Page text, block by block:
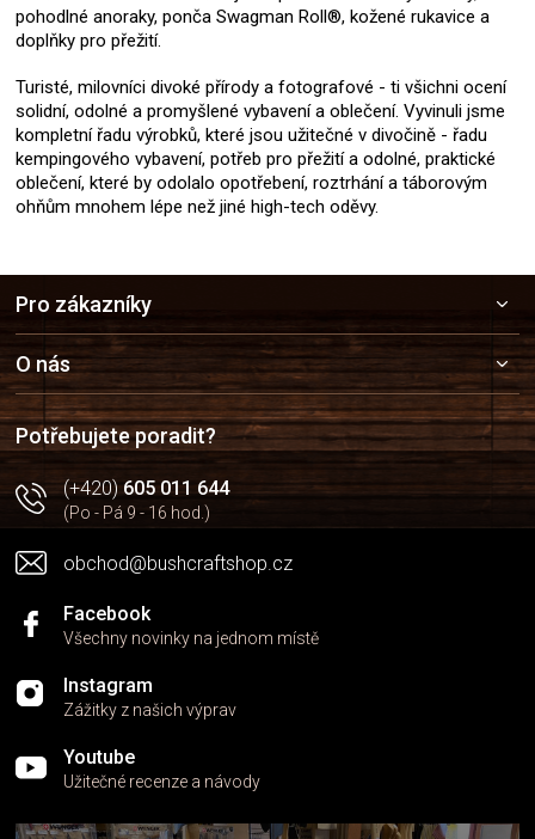
pohodlné anoraky, ponča Swagman Roll®, kožené rukavice a
doplňky pro přežití.
Turisté, milovníci divoké přírody a fotografové - ti všichni ocení
solidní, odolné a promyšlené vybavení a oblečení. Vyvinuli jsme
kompletní řadu výrobků, které jsou užitečné v divočině - řadu
kempingového vybavení, potřeb pro přežití a odolné, praktické
oblečení, které by odolalo opotřebení, roztrhání a táborovým
ohňům mnohem lépe než jiné high-tech oděvy.
a
t
í
Pro zákazníky
O nás
Potřebujete poradit?
(+420)605 011 644
(Po - Pá 9 - 16 hod.)
obchod@bushcraftshop.cz
Facebook
Všechny novinky na jednom místě
Instagram
Zážitky z našich výprav
Youtube
Užitečné recenze a návody